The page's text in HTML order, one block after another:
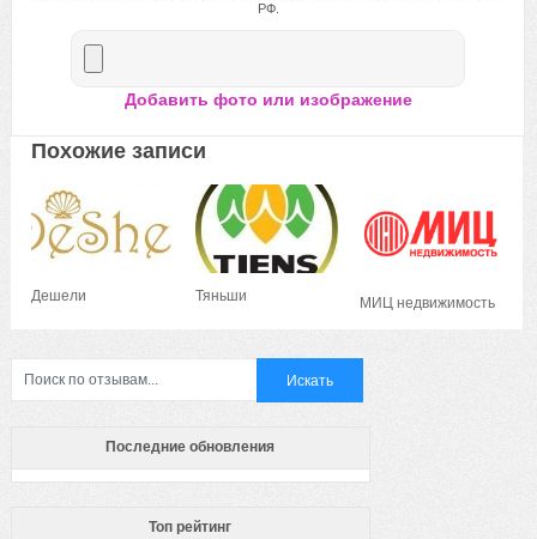
РФ.
Добавить фото или изображение
Похожие записи
Дешели Тяньши МИЦ недвижимость
Последние обновления
Топ рейтинг